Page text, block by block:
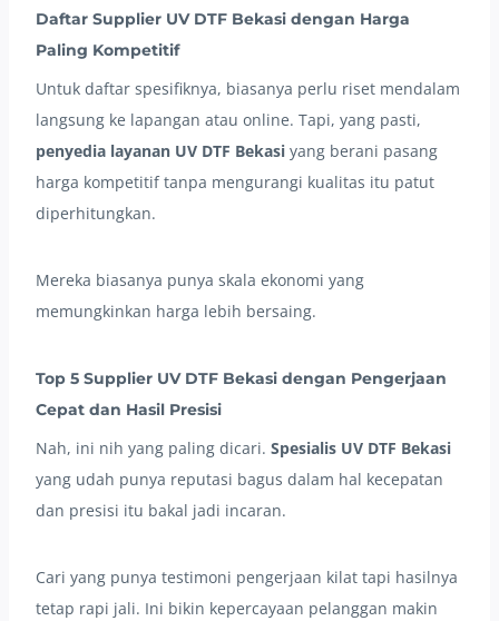
Daftar Supplier UV DTF Bekasi dengan Harga
Paling Kompetitif
Untuk daftar spesifiknya, biasanya perlu riset mendalam
langsung ke lapangan atau online. Tapi, yang pasti,
penyedia layanan UV DTF Bekasi yang berani pasang
harga kompetitif tanpa mengurangi kualitas itu patut
diperhitungkan.
Mereka biasanya punya skala ekonomi yang
memungkinkan harga lebih bersaing.
Top 5 Supplier UV DTF Bekasi dengan Pengerjaan
Cepat dan Hasil Presisi
Nah, ini nih yang paling dicari. Spesialis UV DTF Bekasi
yang udah punya reputasi bagus dalam hal kecepatan
dan presisi itu bakal jadi incaran.
Cari yang punya testimoni pengerjaan kilat tapi hasilnya
tetap rapi jali. Ini bikin kepercayaan pelanggan makin